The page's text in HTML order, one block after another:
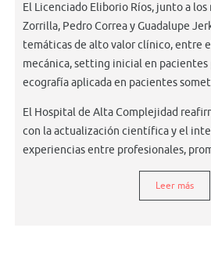
El Licenciado Eliborio Ríos, junto a
Zorrilla, Pedro Correa y Guadalupe
temáticas de alto valor clínico, entre
mecánica, setting inicial en pacientes
ecografía aplicada en pacientes
El Hospital de Alta Complejidad
con la actualización científica y el
experiencias entre profesionales,
Leer más